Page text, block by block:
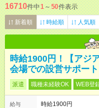
16710件中1 ～ 50件表示
新着順 時給順 人気順
時給1900円！【アジ
会場での設営サポート
派遣 職種未経験OK WEB登
給与
時給1900円